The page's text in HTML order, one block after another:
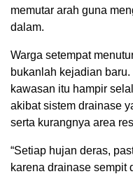
memutar arah guna
dalam.
Warga setempat
bukanlah kejadian
kawasan itu hampir
akibat sistem drainase
serta kurangnya area
“Setiap hujan deras,
karena drainase sempit